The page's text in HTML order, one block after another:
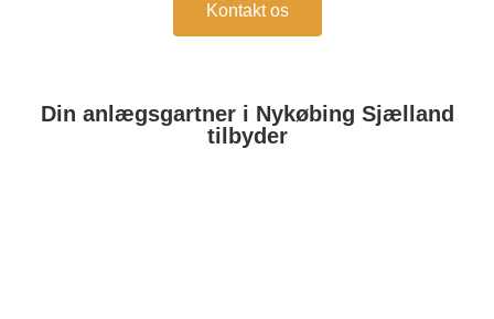
Kontakt os
Din anlægsgartner i Nykøbing Sjælland
tilbyder